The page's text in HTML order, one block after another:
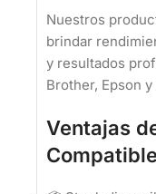
Nuestros
brindar
y resultados
Brother, Epson
Ventajas